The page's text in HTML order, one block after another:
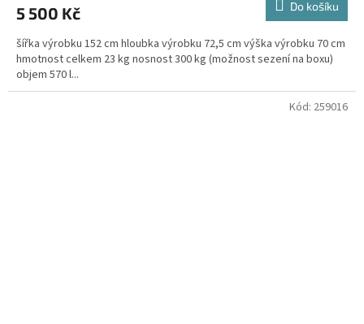
5 500 Kč Do košíku
šířka výrobku 152 cm hloubka výrobku 72,5 cm výška výrobku 70 cm
hmotnost celkem 23 kg nosnost 300 kg (možnost sezení na boxu)
objem 570 l...
Kód: 259016